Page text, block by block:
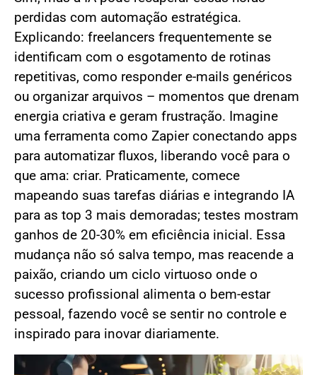
perdidas com automação estratégica.
Explicando: freelancers frequentemente se
identificam com o esgotamento de rotinas
repetitivas, como responder e-mails genéricos
ou organizar arquivos – momentos que drenam
energia criativa e geram frustração. Imagine
uma ferramenta como Zapier conectando apps
para automatizar fluxos, liberando você para o
que ama: criar. Praticamente, comece
mapeando suas tarefas diárias e integrando IA
para as top 3 mais demoradas; testes mostram
ganhos de 20-30% em eficiência inicial. Essa
mudança não só salva tempo, mas reacende a
paixão, criando um ciclo virtuoso onde o
sucesso profissional alimenta o bem-estar
pessoal, fazendo você se sentir no controle e
inspirado para inovar diariamente.